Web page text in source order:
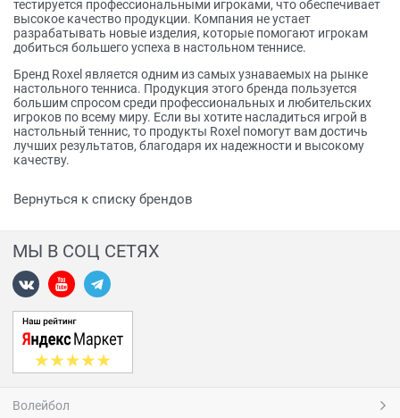
тестируется профессиональными игроками, что обеспечивает
высокое качество продукции. Компания не устает
разрабатывать новые изделия, которые помогают игрокам
добиться большего успеха в настольном теннисе.
Бренд Roxel является одним из самых узнаваемых на рынке
настольного тенниса. Продукция этого бренда пользуется
большим спросом среди профессиональных и любительских
игроков по всему миру. Если вы хотите насладиться игрой в
настольный теннис, то продукты Roxel помогут вам достичь
лучших результатов, благодаря их надежности и высокому
качеству.
Вернуться к списку брендов
МЫ В СОЦ СЕТЯХ
Волейбол